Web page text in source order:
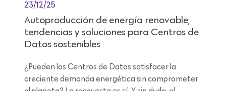
23/12/25
Autoproducción de energía renovable,
tendencias y soluciones para Centros de
Datos sostenibles
¿Pueden los Centros de Datos satisfacer la
creciente demanda energética sin comprometer